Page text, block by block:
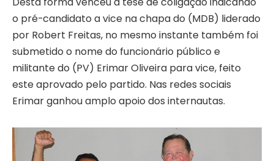
o pré-candidato a vice na chapa do (MDB) liderado
por Robert Freitas, no mesmo instante também foi
submetido o nome do funcionário público e
militante do (PV) Erimar Oliveira para vice, feito
este aprovado pelo partido. Nas redes sociais
Erimar ganhou amplo apoio dos internautas.